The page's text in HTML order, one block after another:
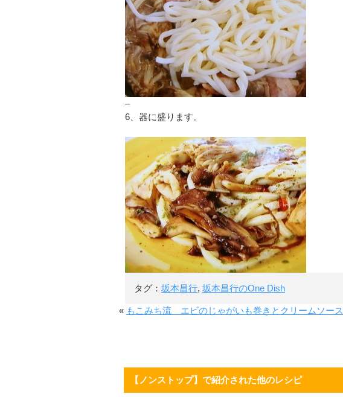
–
6、器に盛ります。
タグ： 坂本昌行, 坂本昌行のOne Dish
« もこみち流 エビのじゃがいも巻きとクリームソース
【ノンストップ】で紹介された他のレシピ